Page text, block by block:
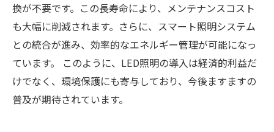
換が不要です。この長寿命により、メンテナンスコスト
も大幅に削減されます。さらに、スマート照明システム
との統合が進み、効率的なエネルギー管理が可能になっ
ています。 このように、LED照明の導入は経済的利益だ
けでなく、環境保護にも寄与しており、今後ますますの
普及が期待されています。